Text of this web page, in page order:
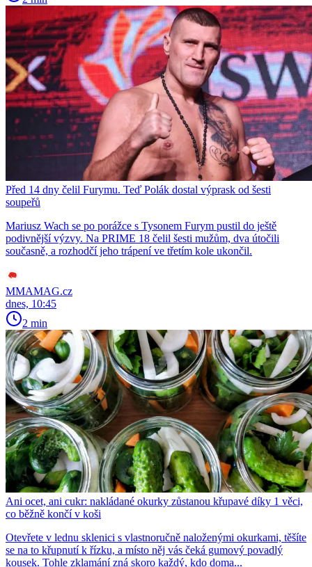
Před 14 dny čelil Furymu. Teď Polák dostal výprask od šesti
soupeřů
Mariusz Wach se po porážce s Tysonem Furym pustil do ještě
podivnější výzvy. Na PRIME 18 čelil šesti mužům, dva útočili
současně, a rozhodčí jeho trápení ve třetím kole ukončil.
MMAMAG.cz
dnes, 10:45
2 min
Ani ocet, ani cukr: nakládané okurky zůstanou křupavé díky 1 věci,
co běžně končí v koši
Otevřete v lednu sklenici s vlastnoručně naloženými okurkami, těšíte
se na to křupnutí k řízku, a místo něj vás čeká gumový povadlý
kousek. Tohle zklamání zná skoro každý, kdo doma...